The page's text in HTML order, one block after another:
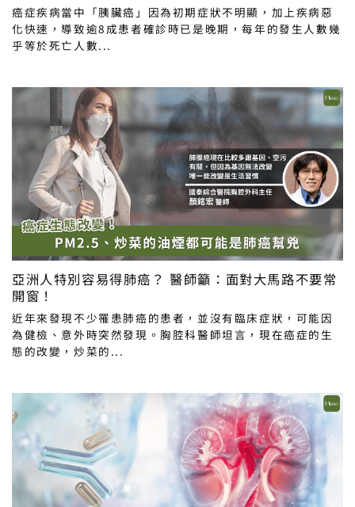
癌症疾病當中「胰臟癌」因為初期症狀不明顯，加上疾病惡
化快速，導致逾8成患者確診時已是晚期，每年的發生人數幾
乎等於死亡人數...
亞洲人特別容易得肺癌？ 醫師籲：面對大馬路不要常
開窗！
近年來發現不少罹患肺癌的患者，並沒有臨床症狀，可能因
為健檢、意外時突然發現。胸腔科醫師坦言，現在癌症的生
態的改變，炒菜的...